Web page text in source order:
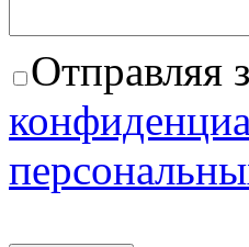
Отправляя